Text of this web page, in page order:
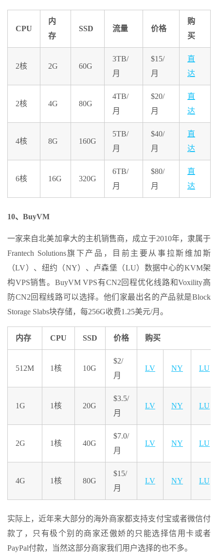
CPU
内
存
SSD 流量 价格
购
买
2核 2G 60G
3TB/
月
$15/
月
直
达
2核 4G 80G
4TB/
月
$20/
月
直
达
4核 8G 160G
5TB/
月
$40/
月
直
达
6核 16G 320G
6TB/
月
$80/
月
直
达
10、BuyVM
一家来自北美加拿大的主机销售商，成立于2010年，隶属于
Frantech Solutions旗下产品，目前主要从事拉斯维加斯
（LV）、纽约（NY）、卢森堡（LU）数据中心的KVM架
构VPS销售。BuyVM VPS有CN2回程优化线路和Voxility高
防CN2回程线路可以选择。他们家最出名的产品就是Block
Storage Slabs块存储，每256G收费1.25美元/月。
内存 CPU SSD 价格 购买
512M 1核 10G
$2/
月
LV NY LU
1G 1核 20G
$3.5/
月
LV NY LU
2G 1核 40G
$7.0/
月
LV NY LU
4G 1核 80G
$15/
月
LV NY LU
实际上，近年来大部分的海外商家都支持支付宝或者微信付
款了，只有极个别的商家还傲娇的只能选择信用卡或者
PayPal付款，当然这部分商家我们用户选择的也不多。